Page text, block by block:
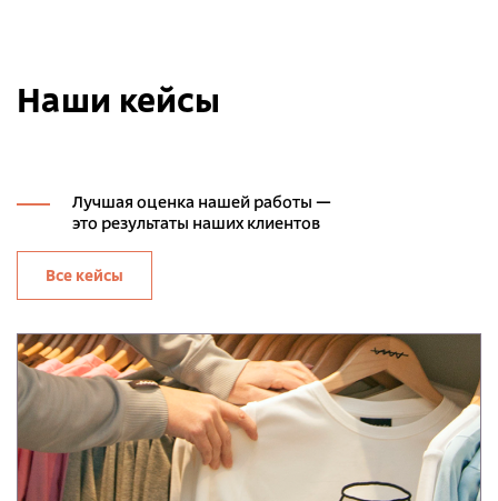
Наши кейсы
Лучшая оценка нашей работы —
это результаты наших клиентов
Все кейсы